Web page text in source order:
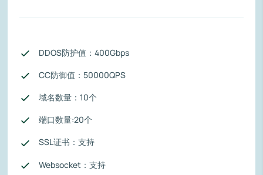
DDOS防护值：400Gbps
CC防御值：50000QPS
域名数量：10个
端口数量:20个
SSL证书：支持
Websocket：支持